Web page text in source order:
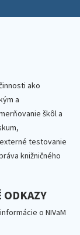
ako
a
škôl a
testovanie
knižničného
ODKAZY
o NIVaM